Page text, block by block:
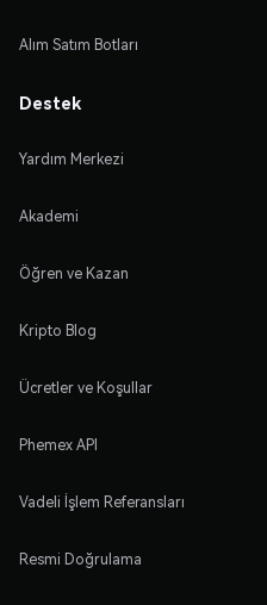
Alım Satım Botları
Destek
Yardım Merkezi
Akademi
Öğren ve Kazan
Kripto Blog
Ücretler ve Koşullar
Phemex API
Vadeli İşlem Referansları
Resmi Doğrulama